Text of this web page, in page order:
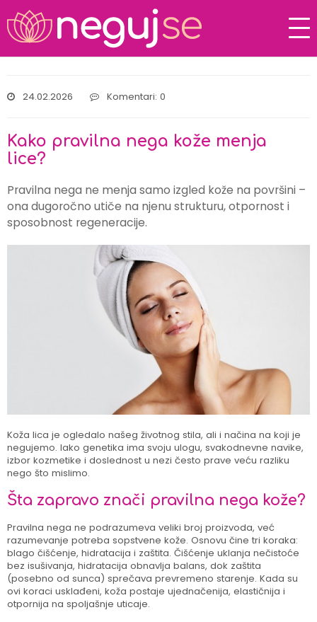
24.02.2026 Komentari: 0
Kako pravilna nega kože menja
lice?
Pravilna nega ne menja samo izgled kože na površini –
ona dugoročno utiče na njenu strukturu, otpornost i
sposobnost regeneracije.
Koža lica je ogledalo našeg životnog stila, ali i načina na koji je
negujemo. Iako genetika ima svoju ulogu, svakodnevne navike,
izbor kozmetike i doslednost u nezi često prave veću razliku
nego što mislimo.
Šta zapravo znači pravilna nega kože?
Pravilna nega ne podrazumeva veliki broj proizvoda, već
razumevanje potreba sopstvene kože. Osnovu čine tri koraka:
blago čišćenje, hidratacija i zaštita. Čišćenje uklanja nečistoće
bez isušivanja, hidratacija obnavlja balans, dok zaštita
(posebno od sunca) sprečava prevremeno starenje. Kada su
ovi koraci usklađeni, koža postaje ujednačenija, elastičnija i
otpornija na spoljašnje uticaje.